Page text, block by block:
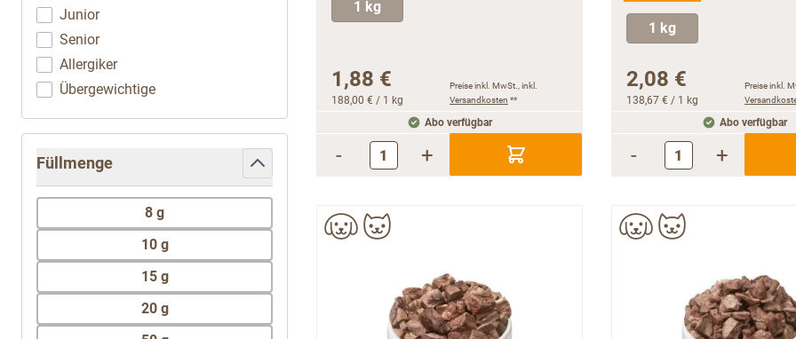
Junior
Senior
Allergiker
Übergewichtige
Füllmenge
filter
8 g
10 g
15 g
20 g
1,88 €
188,00 € / 1 kg
Preise inkl. MwSt., inkl.
Versandkosten
**
Abo verfügbar
- +
1 kg
2,08 €
138,67 € / 1 kg
Preise inkl.
Abo verfügbar
- +